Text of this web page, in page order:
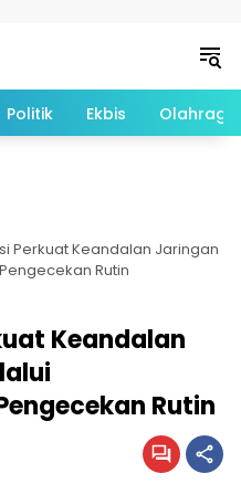
Politik Ekbis Olahraga
Perkuat Keandalan Jaringan
Rutin
Keandalan
Rutin